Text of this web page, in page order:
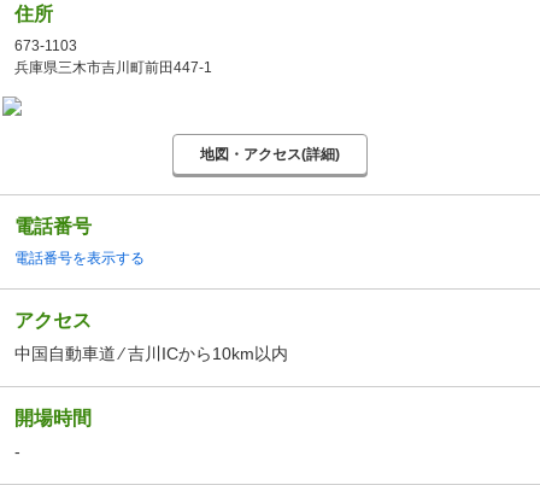
住所
673-1103
兵庫県三木市吉川町前田447-1
地図・アクセス(詳細)
電話番号
電話番号を表示する
アクセス
中国自動車道 ⁄ 吉川ICから10km以内
開場時間
-